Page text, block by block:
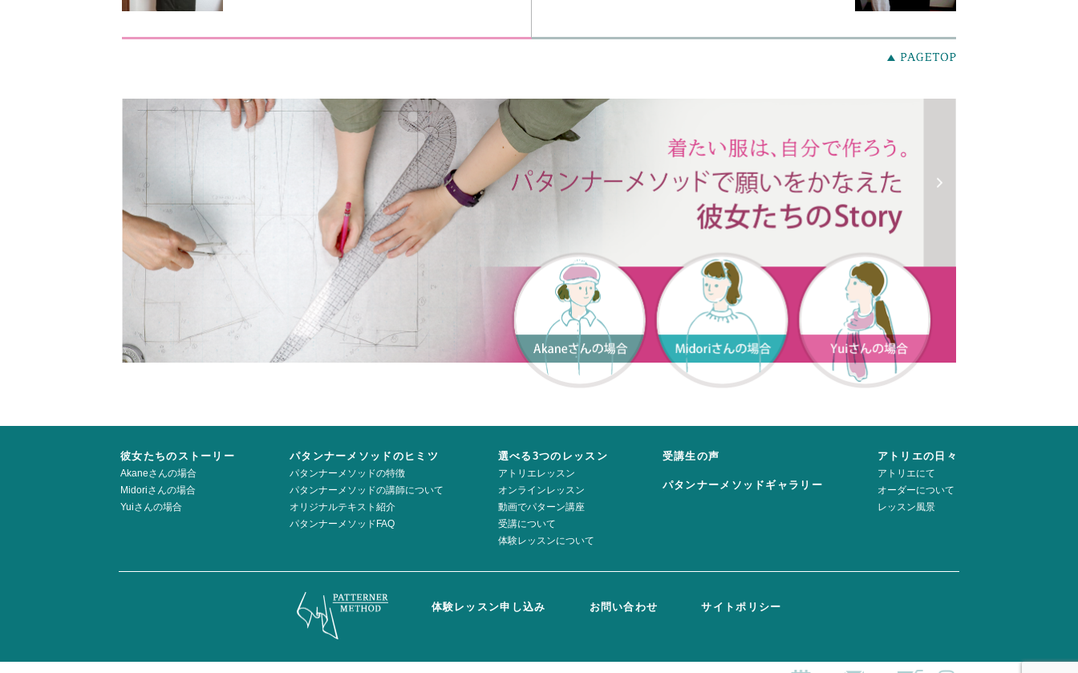
彼女たちのストーリー
Akaneさんの場合
Midoriさんの場合
Yuiさんの場合
パタンナーメソッドのヒミツ
パタンナーメソッドの特徴
パタンナーメソッドの講師について
オリジナルテキスト紹介
パタンナーメソッドFAQ
選べる3つのレッスン
アトリエレッスン
オンラインレッスン
動画でパターン講座
受講について
体験レッスンについて
受講生の声
パタンナーメソッドギャラリー
アトリエの日々
アトリエにて
オーダーについて
レッスン風景
体験レッスン申し込み お問い合わせ サイトポリシー